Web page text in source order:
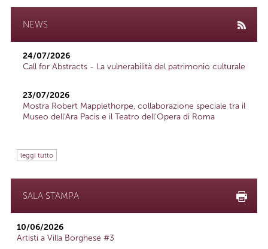
NEWS
24/07/2026
Call for Abstracts - La vulnerabilità del patrimonio culturale
23/07/2026
Mostra Robert Mapplethorpe, collaborazione speciale tra il
Museo dell'Ara Pacis e il Teatro dell'Opera di Roma
leggi tutto
SALA STAMPA
10/06/2026
Artisti a Villa Borghese #3